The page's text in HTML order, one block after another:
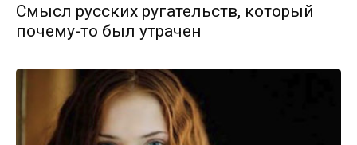
Смысл русских ругательств, который
почему-то был утрачен